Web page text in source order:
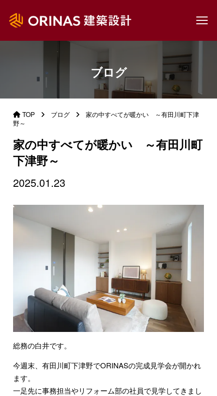
ブログ
TOP ブログ
家の中すべてが暖かい ～有田川町下津
野～
家の中すべてが暖かい ～有田川町
下津野～
2025.01.23
総務の白井です。
今週末、有田川町下津野でORINASの完成見学会が開かれ
ます。
一足先に事務担当やリフォーム部の社員で見学してきまし